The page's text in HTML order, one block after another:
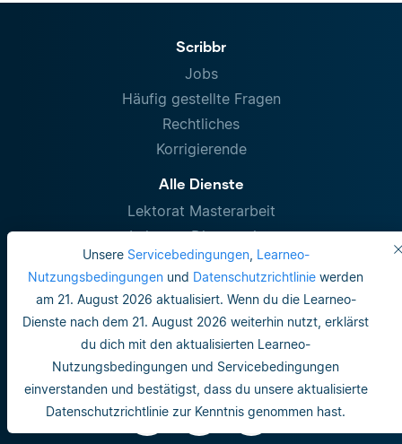
Unsere Servicebedingungen, Learneo-
Nutzungsbedingungen und Datenschutzrichtlinie werden
am 21. August 2026 aktualisiert. Wenn du die Learneo-
Dienste nach dem 21. August 2026 weiterhin nutzt, erklärst
du dich mit den aktualisierten Learneo-
Nutzungsbedingungen und Servicebedingungen
einverstanden und bestätigst, dass du unsere aktualisierte
Datenschutzrichtlinie zur Kenntnis genommen hast.
Scribbr
Jobs
Häufig gestellte Fragen
Rechtliches
Korrigierende
Alle Dienste
Lektorat Masterarbeit
Lektorat Dissertation
Diplomarbeit Korrekturlesen
Wissenschaftliches Lektorat
Plagiatsprüfung
Kontakt